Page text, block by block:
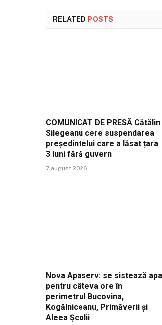
RELATED POSTS
COMUNICAT DE PRESĂ Cătălin
Silegeanu cere suspendarea
președintelui care a lăsat țara
3 luni fără guvern
7 august 2026
Nova Apaserv: se sistează apa
pentru câteva ore în
perimetrul Bucovina,
Kogălniceanu, Primăverii și
Aleea Școlii